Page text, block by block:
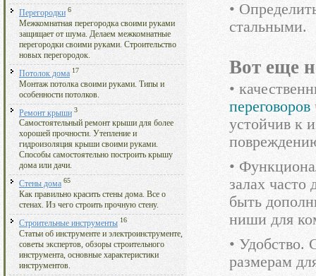
Перегородки 6
Межкомнатная перегородка своими руками
защищает от шума. Делаем межкомнатные
перегородки своими руками. Строительство
новых перегородок.
Потолок дома 17
Монтаж потолка своими руками. Типы и
особенности потолков.
Ремонт крыши 3
Самостоятельный ремонт крыши для более
хорошей прочности. Утепление и
гидроизоляция крыши своими руками.
Способы самостоятельно построить крышу
дома или дачи.
Стены дома 65
Как правильно красить стены дома. Все о
стенах. Из чего строить прочную стену.
Строительные инструменты 16
Статьи об инструменте и электроинструменте,
советы экспертов, обзоры строительного
инструмента, основные характеристики
инструментов.
•
стальными.
Вот еще
•
переговоров
устойчив к
•
залах
быть
ниши для
• Удобство.
размерам